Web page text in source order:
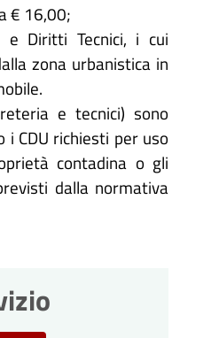
€ 16,00;
Diritti Tecnici, i cui
zona urbanistica in
e tecnici) sono
CDU richiesti per uso
contadina o gli
dalla normativa